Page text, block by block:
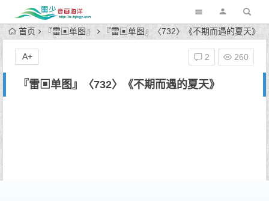
首页 『雷▣单图』 『雷▣单图』〈732〉《不期而遇的夏天》
『雷▣单图』〈732〉《不期而遇的夏天》
2 260
A+